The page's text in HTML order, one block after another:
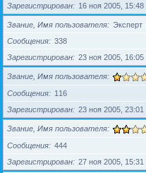
Зарегистрирован
16 ноя 2005, 15:48
Звание, Имя пользователя Эксперт
Сообщения
338
Зарегистрирован
23 ноя 2005, 16:05
Звание, Имя пользователя
Сообщения
116
Зарегистрирован
23 ноя 2005, 23:01
Звание, Имя пользователя
Сообщения
444
Зарегистрирован
27 ноя 2005, 15:31